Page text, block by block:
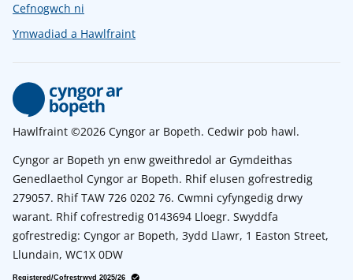
Cefnogwch ni
Ymwadiad a Hawlfraint
Hawlfraint ©2026 Cyngor ar Bopeth. Cedwir pob hawl.
Cyngor ar Bopeth yn enw gweithredol ar Gymdeithas
Genedlaethol Cyngor ar Bopeth. Rhif elusen gofrestredig
279057. Rhif TAW 726 0202 76. Cwmni cyfyngedig drwy
warant. Rhif cofrestredig 0143694 Lloegr. Swyddfa
gofrestredig: Cyngor ar Bopeth, 3ydd Llawr, 1 Easton Street,
Llundain, WC1X 0DW